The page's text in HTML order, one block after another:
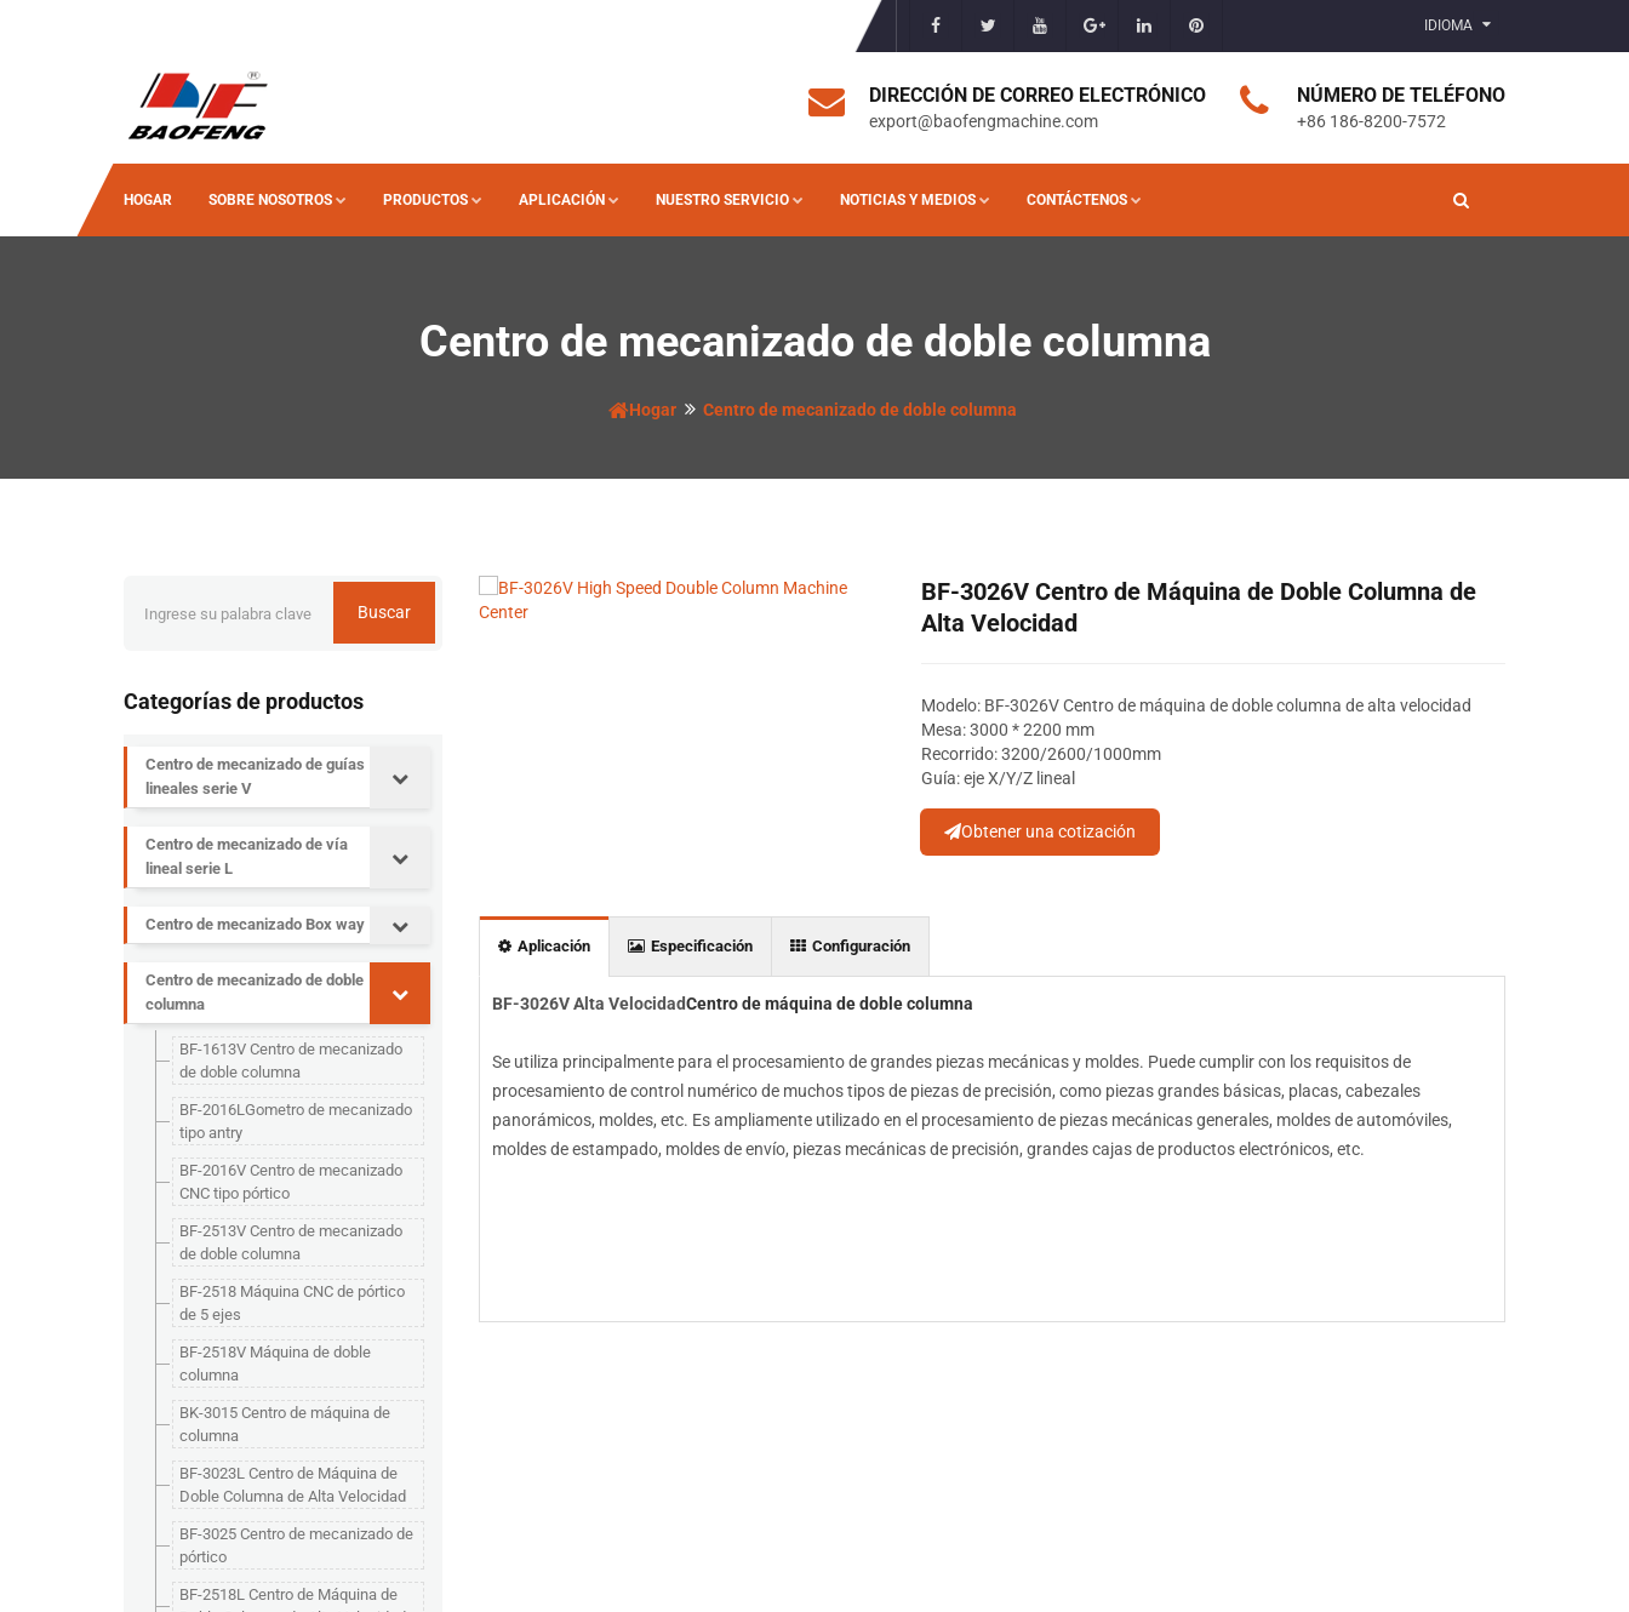
IDIOMA
DIRECCIÓN DE CORREO ELECTRÓNICO
export@baofengmachine.com
NÚMERO DE TELÉFONO
+86 186-8200-7572
HOGAR SOBRE NOSOTROS PRODUCTOS APLICACIÓN NUESTRO SERVICIO NOTICIAS Y MEDIOS CONTÁCTENOS
Centro de mecanizado de doble columna
Hogar Centro de mecanizado de doble columna
BF-3026V Centro de Máquina de Doble Columna de
Alta Velocidad
Modelo: BF-3026V Centro de máquina de doble columna de alta velocidad
Mesa: 3000 * 2200 mm
Recorrido: 3200/2600/1000mm
Guía: eje X/Y/Z lineal
Obtener una cotización
Aplicación Especificación Configuración
BF-3026V Alta VelocidadCentro de máquina de doble columna
Se utiliza principalmente para el procesamiento de grandes piezas mecánicas y moldes. Puede cumplir con los requisitos de
procesamiento de control numérico de muchos tipos de piezas de precisión, como piezas grandes básicas, placas, cabezales
panorámicos, moldes, etc. Es ampliamente utilizado en el procesamiento de piezas mecánicas generales, moldes de automóviles,
moldes de estampado, moldes de envío, piezas mecánicas de precisión, grandes cajas de productos electrónicos, etc.
Buscar
Categorías de productos
Centro de mecanizado de guías
lineales serie V
Centro de mecanizado de vía
lineal serie L
Centro de mecanizado Box way
Centro de mecanizado de doble
columna
BF-1613V Centro de mecanizado
de doble columna
BF-2016LGometro de mecanizado
tipo antry
BF-2016V Centro de mecanizado
CNC tipo pórtico
BF-2513V Centro de mecanizado
de doble columna
BF-2518 Máquina CNC de pórtico
de 5 ejes
BF-2518V Máquina de doble
columna
BK-3015 Centro de máquina de
columna
BF-3023L Centro de Máquina de
Doble Columna de Alta Velocidad
BF-3025 Centro de mecanizado de
pórtico
BF-2518L Centro de Máquina de